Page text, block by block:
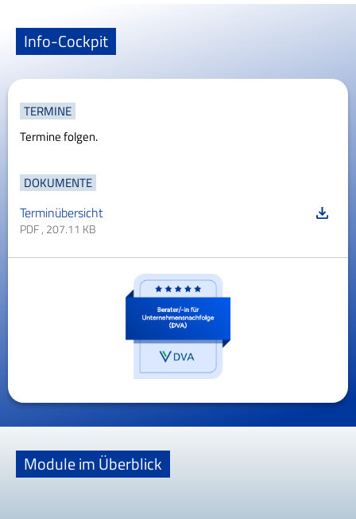
Info-Cockpit
TERMINE
Termine folgen.
DOKUMENTE
Terminübersicht
PDF , 207.11 KB
Module im Überblick